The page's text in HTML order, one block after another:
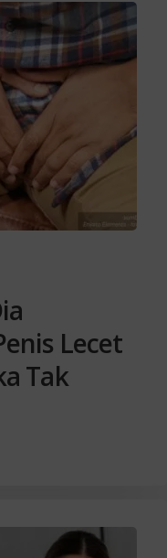
Lecet
Tak